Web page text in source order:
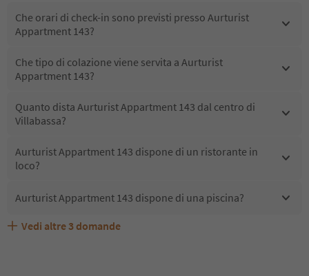
Che orari di check-in sono previsti presso Aurturist
Appartment 143?
Che tipo di colazione viene servita a Aurturist
Appartment 143?
Quanto dista Aurturist Appartment 143 dal centro di
Villabassa?
Aurturist Appartment 143 dispone di un ristorante in
loco?
Aurturist Appartment 143 dispone di una piscina?
Aurturist Appartment 143 accetta animali domestici?
Quali servizi/attività sono disponibili presso Aurturist
Gli ospiti di Aurturist Appartment 143 ricevono l'Alto
Vedi altre 3 domande